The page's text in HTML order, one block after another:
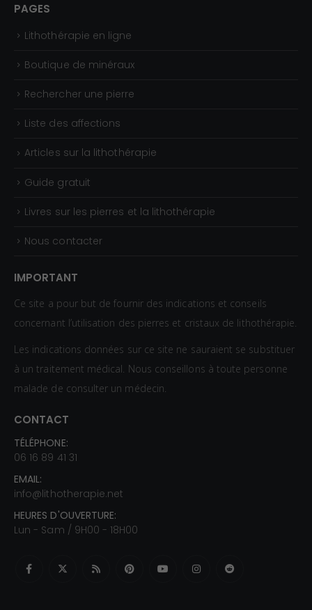
PAGES
Lithothérapie en ligne
Boutique de minéraux
Rechercher une pierre
Liste des affections
Articles sur la lithothérapie
Guide gratuit
Livres sur les pierres et la lithothérapie
Nous contacter
IMPORTANT
Ce site a pour but de fournir des indications et conseils
concernant l’utilisation des pierres et cristaux de lithothérapie.
Les indications données sur ce site ne sauraient se substituer
à un traitement médical. Nous conseillons à toute personne
malade de consulter un médecin.
CONTACT
TÉLÉPHONE:
06 16 89 41 31
EMAIL:
info@lithotherapie.net
HEURES D'OUVERTURE:
Lun - Sam / 9H00 - 18H00